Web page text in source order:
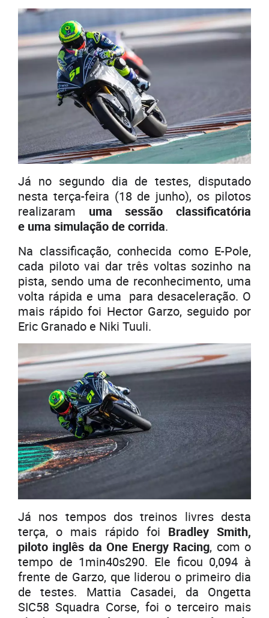
Já no segundo dia de testes, disputado
nesta terça-feira (18 de junho), os pilotos
realizaram uma sessão classificatória
e uma simulação de corrida.
Na classificação, conhecida como E-Pole,
cada piloto vai dar três voltas sozinho na
pista, sendo uma de reconhecimento, uma
volta rápida e uma para desaceleração. O
mais rápido foi Hector Garzo, seguido por
Eric Granado e Niki Tuuli.
Já nos tempos dos treinos livres desta
terça, o mais rápido foi Bradley Smith,
piloto inglês da One Energy Racing, com o
tempo de 1min40s290. Ele ficou 0,094 à
frente de Garzo, que liderou o primeiro dia
de testes. Mattia Casadei, da Ongetta
SIC58 Squadra Corse, foi o terceiro mais